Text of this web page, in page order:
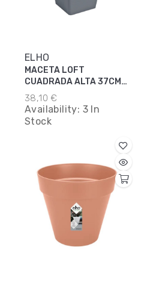
ELHO
MACETA LOFT
CUADRADA ALTA 37CM
ANTRACITA
38,10 €
Availability: 3 In
Stock